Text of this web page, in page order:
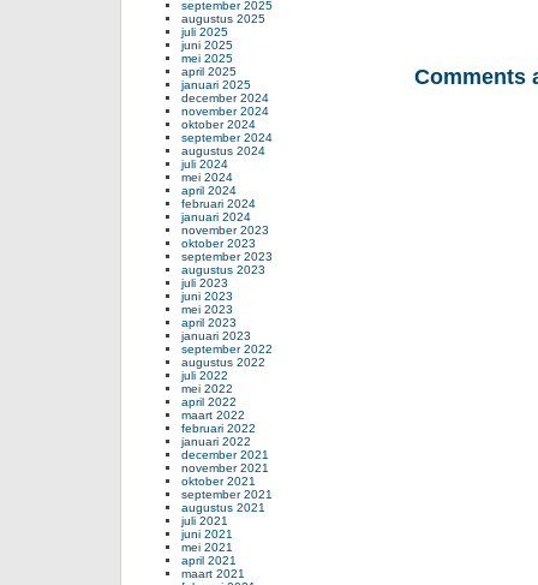
Comments
september 2025
augustus 2025
juli 2025
juni 2025
mei 2025
april 2025
januari 2025
december 2024
november 2024
oktober 2024
september 2024
augustus 2024
juli 2024
mei 2024
april 2024
februari 2024
januari 2024
november 2023
oktober 2023
september 2023
augustus 2023
juli 2023
juni 2023
mei 2023
april 2023
januari 2023
september 2022
augustus 2022
juli 2022
mei 2022
april 2022
maart 2022
februari 2022
januari 2022
december 2021
november 2021
oktober 2021
september 2021
augustus 2021
juli 2021
juni 2021
mei 2021
april 2021
maart 2021